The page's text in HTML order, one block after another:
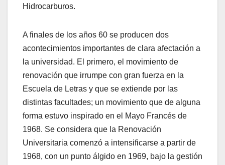
Hidrocarburos.
A finales de los años 60 se producen dos
acontecimientos importantes de clara afectación a
la universidad. El primero, el movimiento de
renovación que irrumpe con gran fuerza en la
Escuela de Letras y que se extiende por las
distintas facultades; un movimiento que de alguna
forma estuvo inspirado en el Mayo Francés de
1968. Se considera que la Renovación
Universitaria comenzó a intensificarse a partir de
1968, con un punto álgido en 1969, bajo la gestión